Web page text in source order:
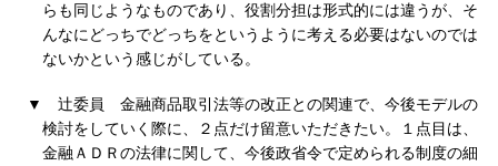
らも同じようなものであり、役割分担は形式的には違うが、そ
んなにどっちでどっちをというように考える必要はないのでは
ないかという感じがしている。
▼ 辻委員
金融商品取引法等の改正との関連で、今後モデルの
検討をしていく際に、２点だけ留意いただきたい。１点目は、
金融ＡＤＲの法律に関して、今後政省令で定められる制度の細